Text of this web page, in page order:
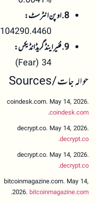
8. اوپن انٹرسٹ:
104290.4460
9. فئیر اینڈ گریڈ انڈیکس:
34 (Fear)
حوالہ جات / Sources
coindesk.com. May 14, 2026.
coindesk.com
.
decrypt.co. May 14, 2026.
decrypt.co
.
decrypt.co. May 14, 2026.
decrypt.co
.
bitcoinmagazine.com. May 14,
2026. bitcoinmagazine.com
.